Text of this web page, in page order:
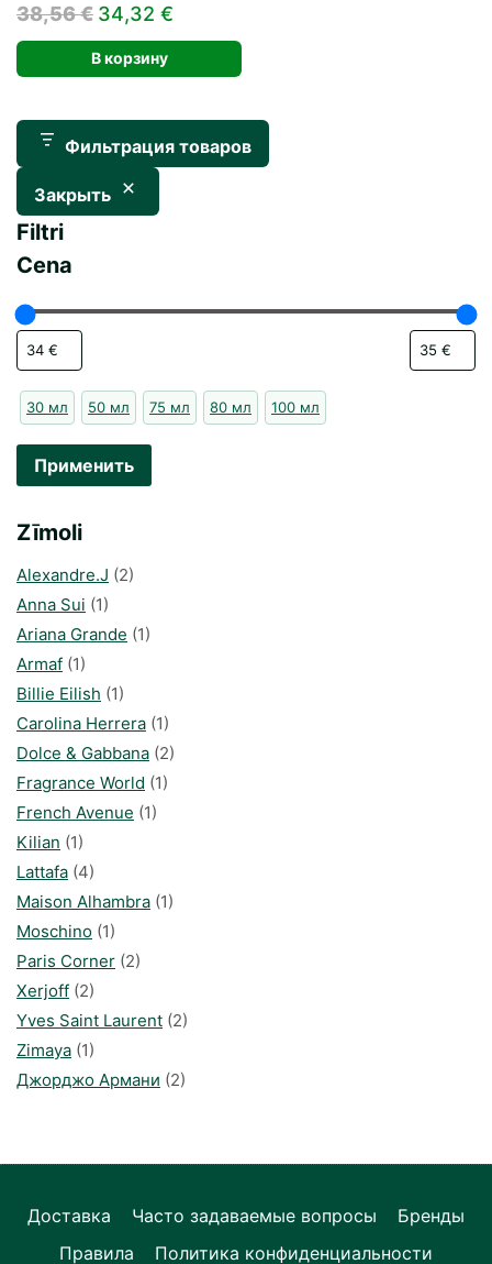
38,56€ Первоначальная
цена
составляла
34,32 €
цена:
34,32 €.
В корзину
Фильтрация товаров
Закрыть
Filtri
Cena
30 мл 50 мл 75 мл 80 мл 100 мл
Применить
Zīmoli
Alexandre.J (2)
Anna Sui (1)
Ariana Grande (1)
Armaf (1)
Billie Eilish (1)
Carolina Herrera (1)
Dolce & Gabbana (2)
Fragrance World (1)
French Avenue (1)
Kilian (1)
Lattafa (4)
Maison Alhambra (1)
Moschino (1)
Paris Corner (2)
Xerjoff (2)
Yves Saint Laurent (2)
Zimaya (1)
Джорджо Армани (2)
Доставка Часто задаваемые вопросы
Бренды
Правила
Политика конфиденциальности